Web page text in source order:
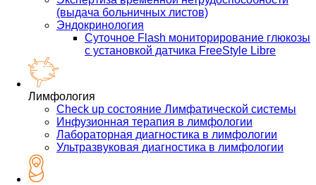
(выдача больничных листов)
Эндокринология
Суточное Flash мониторирование глюкозы
с установкой датчика FreeStyle Libre
Лимфология
Check up состояние Лимфатической системы
Инфузионная терапия в лимфологии
Лабораторная диагностика в лимфологии
Ультразвуковая диагностика в лимфологии